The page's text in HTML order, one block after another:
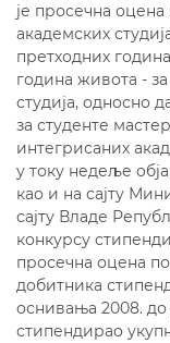
је просечна
академских
претходних
година живота -
студија, односно
за студенте
интегрисаних
у току недеље
као и на сајту
сајту Владе
конкурсу
просечна оцена
добитника
оснивања 2008. до
стипендирао